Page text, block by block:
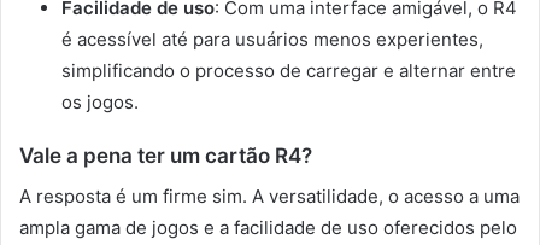
Facilidade de uso: Com uma interface amigável, o R4
é acessível até para usuários menos experientes,
simplificando o processo de carregar e alternar entre
os jogos.
Vale a pena ter um cartão R4?
A resposta é um firme sim. A versatilidade, o acesso a uma
ampla gama de jogos e a facilidade de uso oferecidos pelo